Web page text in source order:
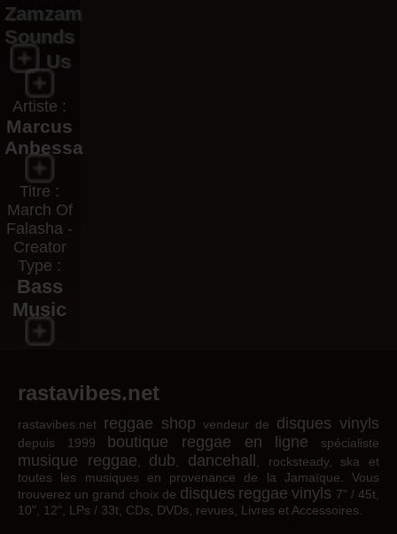
Zamzam
Sounds
Us
Artiste :
Marcus
Anbessa
Titre :
March Of
Falasha -
Creator
Type :
Bass
Music
rastavibes.net
rastavibes.net reggae shop vendeur de disques vinyls
depuis 1999 boutique reggae en ligne spécialiste
musique reggae dub dancehall
, rocksteady, ska et
toutes les musiques en provenance de la Jamaïque. Vous
trouverez un grand choix de disques reggae vinyls 7" / 45t,
10", 12", LPs / 33t, CDs, DVDs, revues, Livres et Accessoires.